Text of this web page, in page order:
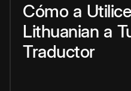
Cómo a Utilice
Lithuanian a
Traductor